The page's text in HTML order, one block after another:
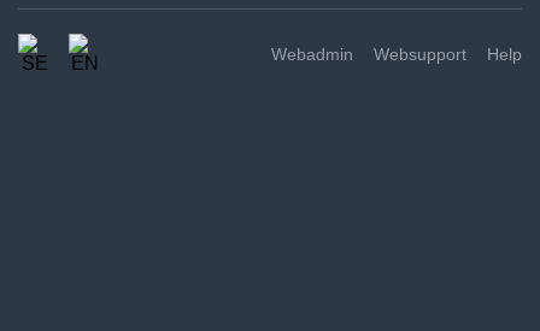
Webadmin Websupport Help